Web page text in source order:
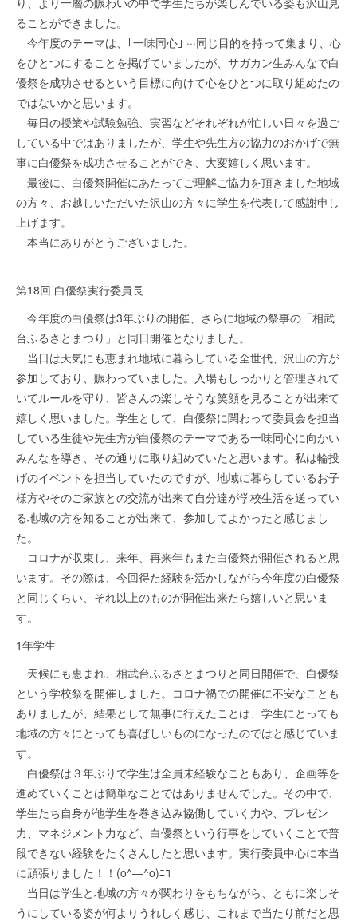
ることができました。
今年度のテーマは、｢一味同心｣ ···同じ目的を持って集まり、心
をひとつにすることを掲げていましたが、サガカン生みんなで白
優祭を成功させるという目標に向けて心をひとつに取り組めたの
ではないかと思います。
毎日の授業や試験勉強、実習などそれぞれが忙しい日々を過ご
している中ではありましたが、学生や先生方の協力のおかげで無
事に白優祭を成功させることができ、大変嬉しく思います。
最後に、白優祭開催にあたってご理解ご協力を頂きました地域
の方々、お越しいただいた沢山の方々に学生を代表して感謝申し
上げます。
本当にありがとうございました。
第18回 白優祭実行委員長
今年度の白優祭は3年ぶりの開催、さらに地域の祭事の「相武
台ふるさとまつり」と同日開催となりました。
当日は天気にも恵まれ地域に暮らしている全世代、沢山の方が
参加しており、賑わっていました。入場もしっかりと管理されて
いてルールを守り、皆さんの楽しそうな笑顔を見ることが出来て
嬉しく思いました。学生として、白優祭に関わって委員会を担当
している生徒や先生方が白優祭のテーマである一味同心に向かい
みんなを導き、その通りに取り組めていたと思います。私は輪投
げのイベントを担当していたのですが、地域に暮らしているお子
様方やそのご家族との交流が出来て自分達が学校生活を送ってい
る地域の方を知ることが出来て、参加してよかったと感じまし
た。
コロナが収束し、来年、再来年もまた白優祭が開催されると思
います。その際は、今回得た経験を活かしながら今年度の白優祭
と同じくらい、それ以上のものが開催出来たら嬉しいと思いま
す。
1年学生
天候にも恵まれ、相武台ふるさとまつりと同日開催で、白優祭
という学校祭を開催しました。コロナ禍での開催に不安なことも
ありましたが、結果として無事に行えたことは、学生にとっても
地域の方々にとっても喜ばしいものになったのではと感じていま
す。
白優祭は３年ぶりで学生は全員未経験なこともあり、企画等を
進めていくことは簡単なことではありませんでした。その中で、
学生たち自身が他学生を巻き込み協働していく力や、プレゼン
力、マネジメント力など、白優祭という行事をしていくことで普
段できない経験をたくさんしたと思います。実行委員中心に本当
に頑張りました！！(o^―^o)ﾆｺ
当日は学生と地域の方々が関わりをもちながら、ともに楽しそ
うにしている姿が何よりうれしく感じ、これまで当たり前だと思